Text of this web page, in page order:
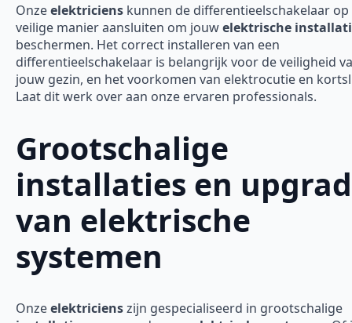
Onzeelektriciens kunnen de differentieelschakelaar op
veilige manier aansluiten om jouwelektrische
beschermen. Het correct installeren van een
differentieelschakelaar is belangrijk voor de veiligheid
jouw gezin, en het voorkomen van elektrocutie en
Laat dit werk over aan onze ervaren professionals.
Grootschalige
installaties en
van elektrische
systemen
Onzeelektricienszijn gespecialiseerd in grootschalige